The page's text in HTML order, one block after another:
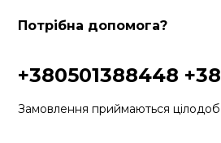
Потрібна допомога?
+380501388448
Замовлення приймаються